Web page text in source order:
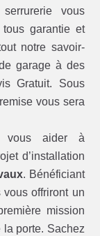
vous
garantie et
notre savoir-
garage à des
Gratuit. Sous
vous sera
vous aider à
d’installation
. Bénéficiant
vous offriront un
mission
porte. Sachez